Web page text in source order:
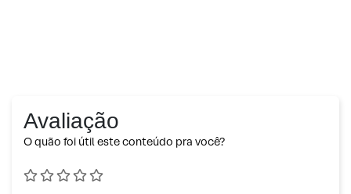
Avaliação
O quão foi útil este conteúdo pra você?